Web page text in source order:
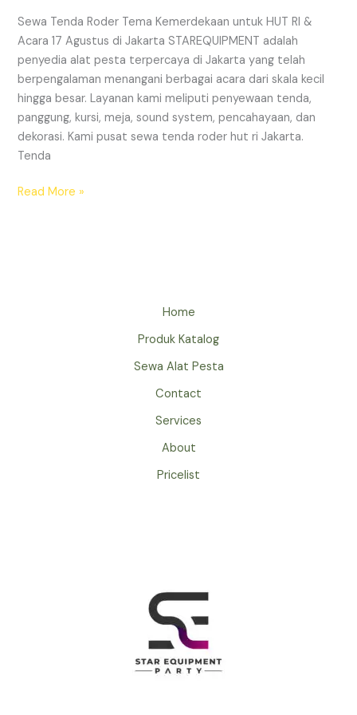
Sewa Tenda Roder Tema Kemerdekaan untuk HUT RI &
Acara 17 Agustus di Jakarta STAREQUIPMENT adalah
penyedia alat pesta terpercaya di Jakarta yang telah
berpengalaman menangani berbagai acara dari skala kecil
hingga besar. Layanan kami meliputi penyewaan tenda,
panggung, kursi, meja, sound system, pencahayaan, dan
dekorasi. Kami pusat sewa tenda roder hut ri Jakarta.
Tenda
SEWA
Read More »
Home
Produk Katalog
Sewa Alat Pesta
Contact
Services
About
Pricelist